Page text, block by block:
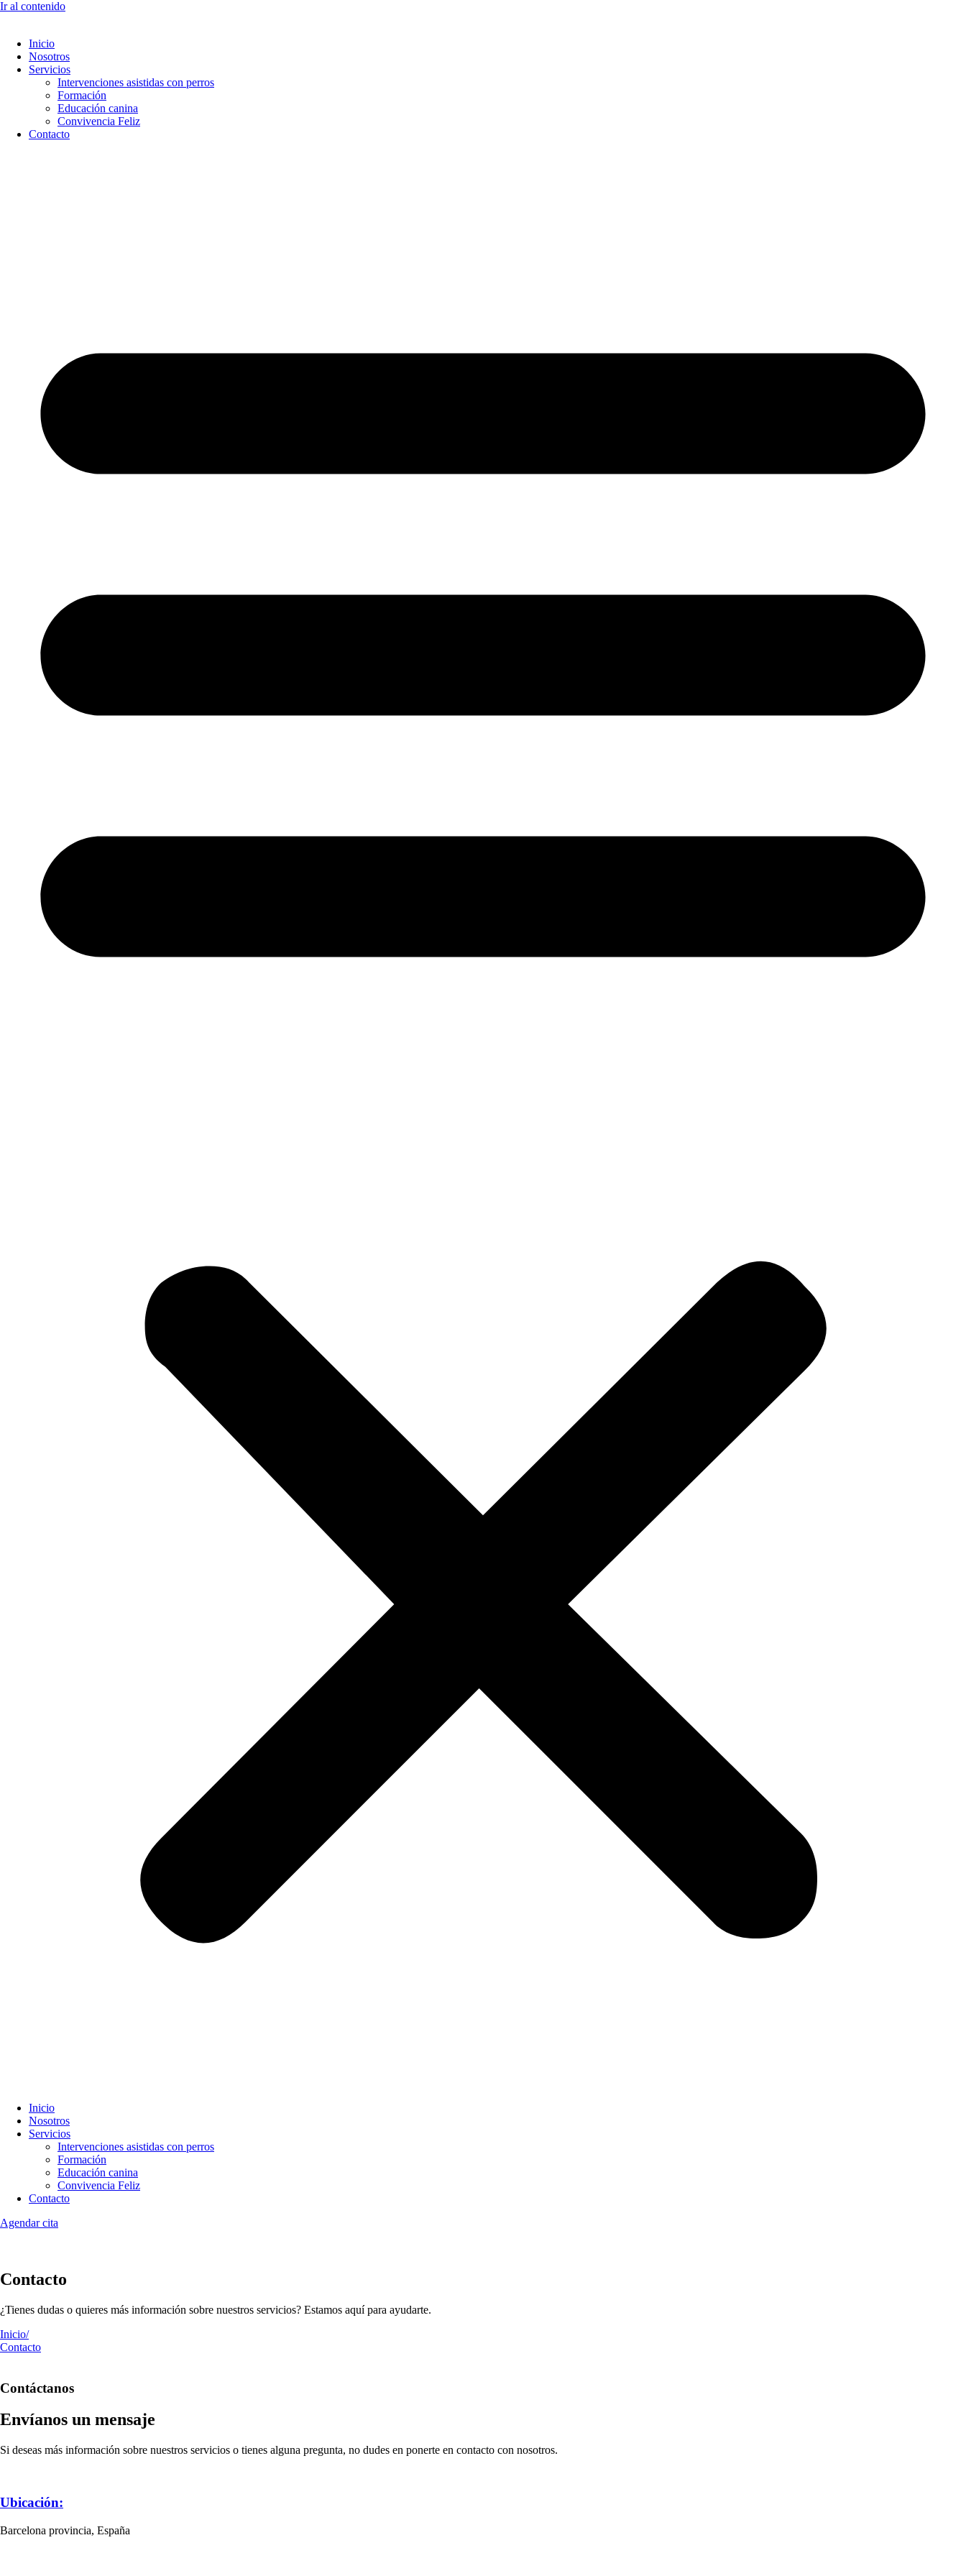
Ir al contenido
Inicio
Nosotros
Servicios
Intervenciones asistidas con perros
Formación
Educación canina
Convivencia Feliz
Contacto
Inicio
Nosotros
Servicios
Intervenciones asistidas con perros
Formación
Educación canina
Convivencia Feliz
Contacto
Agendar cita
Contacto
¿Tienes dudas o quieres más información sobre nuestros servicios? Estamos aquí para ayudarte.
Inicio/
Contacto
Contáctanos
Envíanos un mensaje
Si deseas más información sobre nuestros servicios o tienes alguna pregunta, no dudes en ponerte en contacto con nosotros.
Ubicación:
Barcelona provincia, España